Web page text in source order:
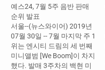
예스24, 7월 5주 음반 판매
순위 발표
서울--(뉴스와이어) 2019년
07월 30일 -- 7월 마지막 주 1
위는 엔시티 드림의 세 번째
미니앨범 [We Boom]이 차지
했다. 발매 3주차의 백현 미